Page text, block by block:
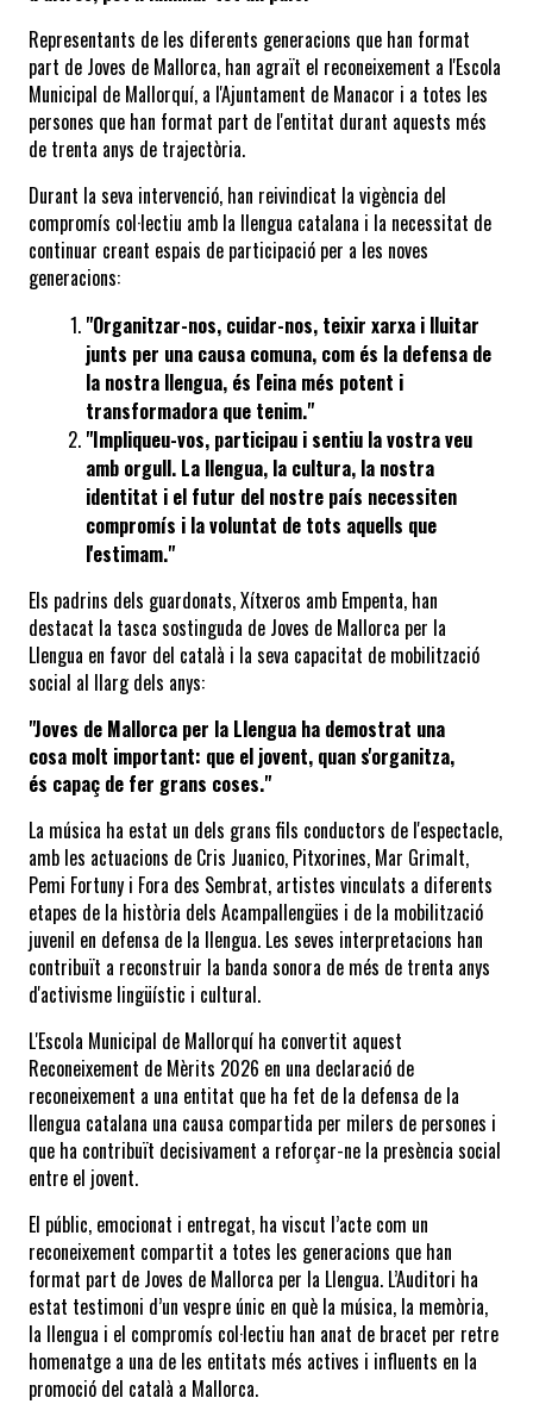
Representants de les diferents generacions que han format
part de Joves de Mallorca, han agraït el reconeixement a l'Escola
Municipal de Mallorquí, a l'Ajuntament de Manacor i a totes les
persones que han format part de l'entitat durant aquests més
de trenta anys de trajectòria.
Durant la seva intervenció, han reivindicat la vigència del
compromís col·lectiu amb la llengua catalana i la necessitat de
continuar creant espais de participació per a les noves
generacions:
"Organitzar-nos, cuidar-nos, teixir xarxa i lluitar
junts per una causa comuna, com és la defensa de
la nostra llengua, és l'eina més potent i
transformadora que tenim."
"Impliqueu-vos, participau i sentiu la vostra veu
amb orgull. La llengua, la cultura, la nostra
identitat i el futur del nostre país necessiten
compromís i la voluntat de tots aquells que
l'estimam."
Els padrins dels guardonats, Xítxeros amb Empenta, han
destacat la tasca sostinguda de Joves de Mallorca per la
Llengua en favor del català i la seva capacitat de mobilització
social al llarg dels anys:
"Joves de Mallorca per la Llengua ha demostrat una
cosa molt important: que el jovent, quan s'organitza,
és capaç de fer grans coses."
La música ha estat un dels grans fils conductors de l'espectacle,
amb les actuacions de Cris Juanico, Pitxorines, Mar Grimalt,
Pemi Fortuny i Fora des Sembrat, artistes vinculats a diferents
etapes de la història dels Acampallengües i de la mobilització
juvenil en defensa de la llengua. Les seves interpretacions han
contribuït a reconstruir la banda sonora de més de trenta anys
d'activisme lingüístic i cultural.
L'Escola Municipal de Mallorquí ha convertit aquest
Reconeixement de Mèrits 2026 en una declaració de
reconeixement a una entitat que ha fet de la defensa de la
llengua catalana una causa compartida per milers de persones i
que ha contribuït decisivament a reforçar-ne la presència social
entre el jovent.
El públic, emocionat i entregat, ha viscut l’acte com un
reconeixement compartit a totes les generacions que han
format part de Joves de Mallorca per la Llengua. L’Auditori ha
estat testimoni d’un vespre únic en què la música, la memòria,
la llengua i el compromís col·lectiu han anat de bracet per retre
homenatge a una de les entitats més actives i influents en la
promoció del català a Mallorca.